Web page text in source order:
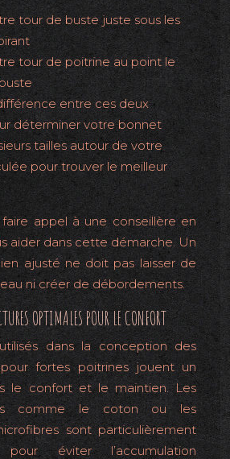
tour de buste juste sous les
tour de poitrine au point le
entre ces deux
déterminer votre bonnet
tailles autour de votre
pour trouver le meilleur
faire appel à une conseillère en
aider dans cette démarche. Un
ajusté ne doit pas laisser de
ni créer de débordements.
OPTIMALES POUR LE CONFORT
dans la conception des
fortes poitrines jouent un
le confort et le maintien. Les
comme le coton ou les
sont particulièrement
pour éviter l’accumulation